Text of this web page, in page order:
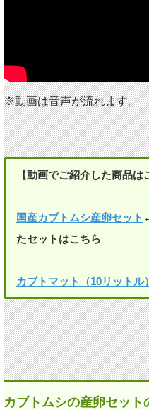
※動画は音声が流れます。
【動画でご紹介した商品は
国産カブトムシ産卵セット
たセットはこちら
カブトマット（10リットル）
カブトムシの産卵セット